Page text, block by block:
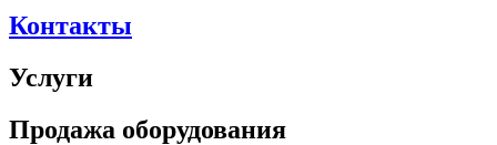
Контакты
Услуги
Продажа оборудования